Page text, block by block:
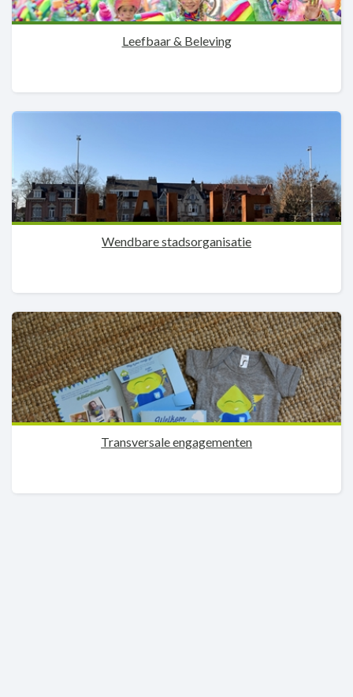
Leefbaar & Beleving
Wendbare stadsorganisatie
Transversale engagementen